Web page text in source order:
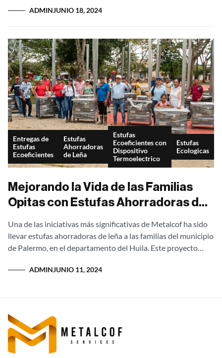
ADMINJUNIO 18, 2024
Entregas de
Estufas
Ecoeficientes
Estufas
Ahorradoras
de Leña
Estufas
Ecoeficientes con
Dispositivo
Termoelectrico
Estufas
Ecologicas
Mejorando la Vida de las Familias
Opitas con Estufas Ahorradoras de
Una de las iniciativas más significativas de Metalcof ha sido
llevar estufas ahorradoras de leña a las familias del municipio
de Palermo, en el departamento del Huila. Este proyecto
ADMINJUNIO 11, 2024